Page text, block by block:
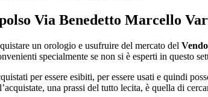
Via Benedetto Marcello
un orologio e usufruire del mercato del
specialmente se non si è esperti in questo
per essere esibiti, per essere usati e quindi
una prassi del tutto lecita, è quella di